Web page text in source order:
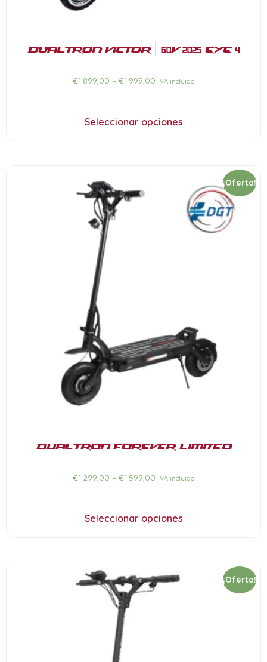
Dualtron Victor | 60V 2025 EYE 4
€1.899,00 – €1.999,00 IVA incluido
Seleccionar opciones
¡Oferta!
Dualtron Forever Limited
€1.299,00 – €1.599,00 IVA incluido
Seleccionar opciones
¡Oferta!